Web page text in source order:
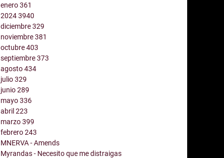
enero361
20243940
diciembre329
noviembre381
octubre403
septiembre373
agosto434
julio329
junio289
mayo336
abril223
marzo399
febrero243
MNERVA - Amends
Myrandas - Necesito que me distraigas